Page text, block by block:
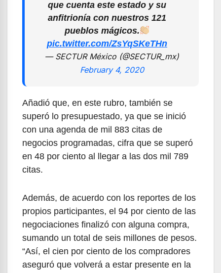
que cuenta este estado y su
anfitrionía con nuestros 121
pueblos mágicos.
pic.twitter.com/ZsYqSKeTHn
— SECTUR México (@SECTUR_mx)
February 4, 2020
Añadió que, en este rubro, también se
superó lo presupuestado, ya que se inició
con una agenda de mil 883 citas de
negocios programadas, cifra que se superó
en 48 por ciento al llegar a las dos mil 789
citas.
Además, de acuerdo con los reportes de los
propios participantes, el 94 por ciento de las
negociaciones finalizó con alguna compra,
sumando un total de seis millones de pesos.
“Así, el cien por ciento de los compradores
aseguró que volverá a estar presente en la